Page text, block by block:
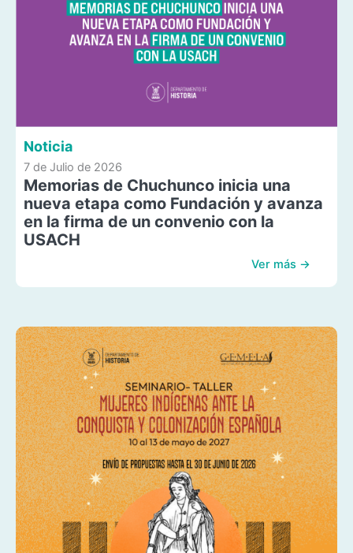
Noticia
7 de Julio de 2026
Memorias de Chuchunco inicia una
nueva etapa como Fundación y avanza
en la firma de un convenio con la
USACH
Ver más →